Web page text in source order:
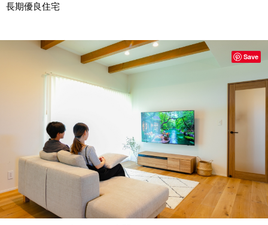
長期優良住宅
Save